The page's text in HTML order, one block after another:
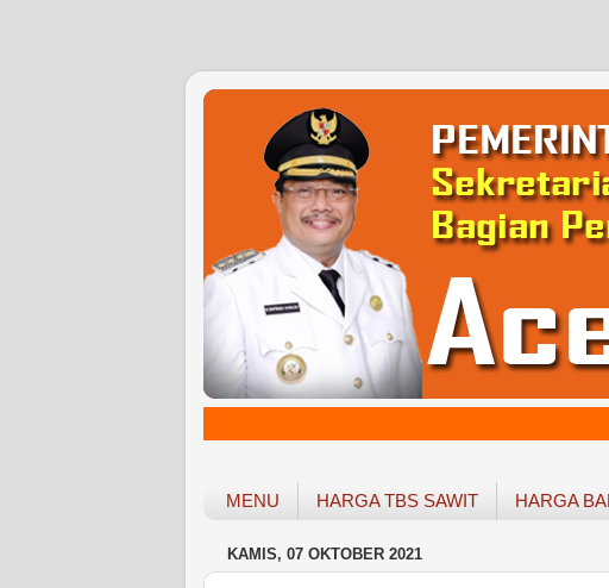
MENU HARGA TBS SAWIT HARGA
KAMIS, 07 OKTOBER 2021